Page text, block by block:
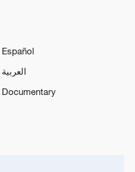
Español
العربية
Documentary